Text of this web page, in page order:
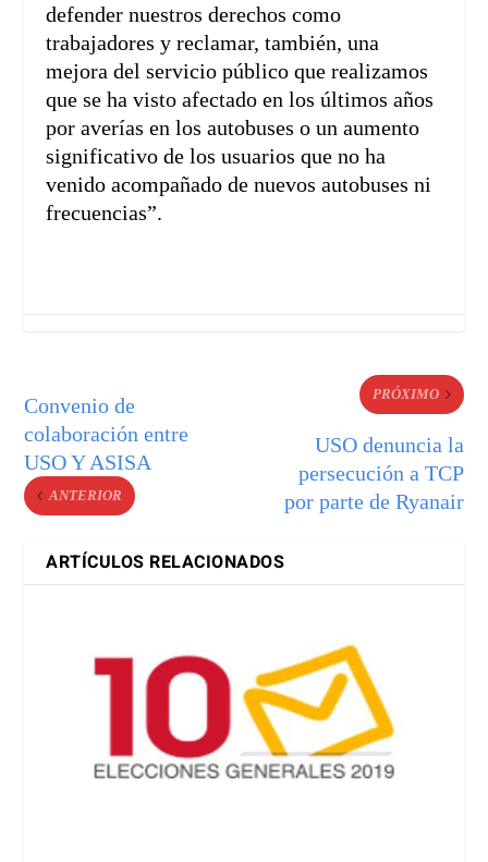
defender nuestros derechos como
trabajadores y reclamar, también, una
mejora del servicio público que realizamos
que se ha visto afectado en los últimos años
por averías en los autobuses o un aumento
significativo de los usuarios que no ha
venido acompañado de nuevos autobuses ni
frecuencias”.
Convenio de
colaboración entre
USO Y ASISA
ANTERIOR
PRÓXIMO
USO denuncia la
persecución a TCP
por parte de Ryanair
ARTÍCULOS RELACIONADOS